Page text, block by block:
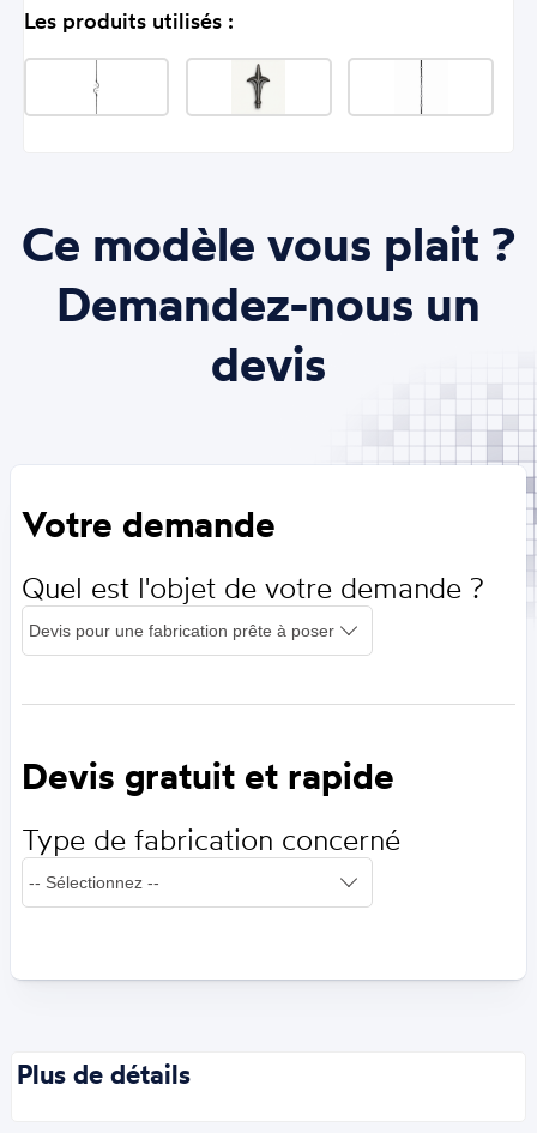
Les produits utilisés :
Ce modèle vous plait ?
Demandez-nous un
devis
Votre demande
Quel est l'objet de votre demande ?
Devis gratuit et rapide
Type de fabrication concerné
Plus de détails